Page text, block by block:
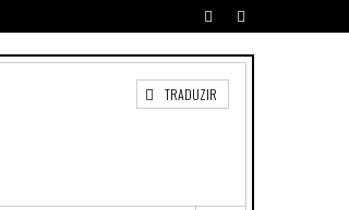
TRADUZIR